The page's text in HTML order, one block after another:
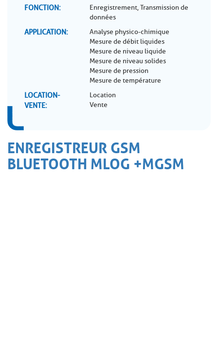
FONCTION
Enregistrement, Transmission de
données
APPLICATION
Analyse physico-chimique
Mesure de débit liquides
Mesure de niveau liquide
Mesure de niveau solides
Mesure de pression
Mesure de température
LOCATION-
VENTE
Location
Vente
ENREGISTREUR GSM
BLUETOOTH MLOG +MGSM